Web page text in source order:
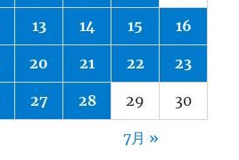
13 14 15 16
20 21 22 23
27 28 29 30
7月 »